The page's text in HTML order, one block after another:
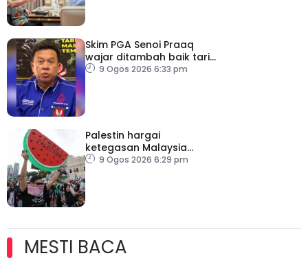
Skim PGA Senoi Praaq
wajar ditambah baik tarik
minat belia orang asli
9 Ogos 2026 6:33 pm
Palestin hargai
ketegasan Malaysia
halang laluan transit ke
9 Ogos 2026 6:29 pm
MESTI BACA